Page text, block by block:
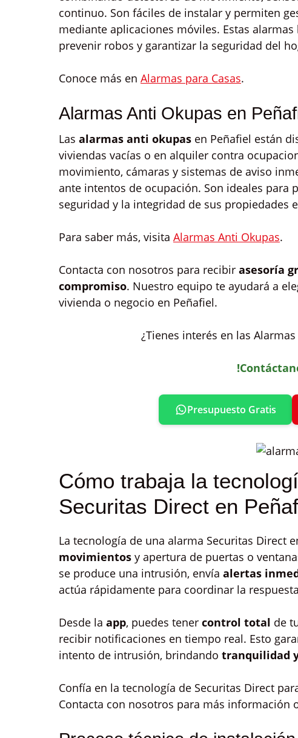
continuo. Son fáciles de instalar y permiten
mediante aplicaciones móviles. Estas
prevenir robos y garantizar la seguridad del
Conoce más en Alarmas para Casas.
Alarmas Anti Okupas en
Las alarmas anti okupas en Peñafiel están
viviendas vacías o en alquiler contra
movimiento, cámaras y sistemas de aviso
ante intentos de ocupación. Son ideales para
seguridad y la integridad de sus propiedades
Para saber más, visita Alarmas Anti Okupas.
Contacta con nosotros para recibir asesoría
compromiso. Nuestro equipo te ayudará a
vivienda o negocio en Peñafiel.
¿Tienes interés en las
Presupuesto Gratis
Cómo trabaja la
Securitas Direct en
La tecnología de una alarma Securitas Direct
movimientos y apertura de puertas o
se produce una intrusión, envía alertas
actúa rápidamente para coordinar la
Desde la app, puedes tener control total de
recibir notificaciones en tiempo real. Esto
intento de intrusión, brindando tranquilidad
Confía en la tecnología de Securitas Direct
Contacta con nosotros para más información